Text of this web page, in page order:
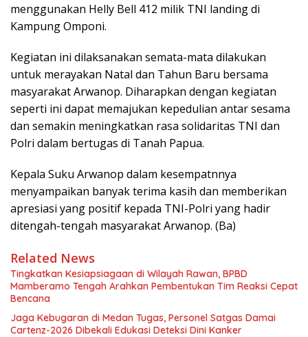
menggunakan Helly Bell 412 milik TNI landing di
Kampung Omponi.
Kegiatan ini dilaksanakan semata-mata dilakukan
untuk merayakan Natal dan Tahun Baru bersama
masyarakat Arwanop. Diharapkan dengan kegiatan
seperti ini dapat memajukan kepedulian antar sesama
dan semakin meningkatkan rasa solidaritas TNI dan
Polri dalam bertugas di Tanah Papua.
Kepala Suku Arwanop dalam kesempatnnya
menyampaikan banyak terima kasih dan memberikan
apresiasi yang positif kepada TNI-Polri yang hadir
ditengah-tengah masyarakat Arwanop. (Ba)
Related News
Tingkatkan Kesiapsiagaan di Wilayah Rawan, BPBD
Mamberamo Tengah Arahkan Pembentukan Tim Reaksi Cepat
Bencana
Jaga Kebugaran di Medan Tugas, Personel Satgas Damai
Cartenz-2026 Dibekali Edukasi Deteksi Dini Kanker